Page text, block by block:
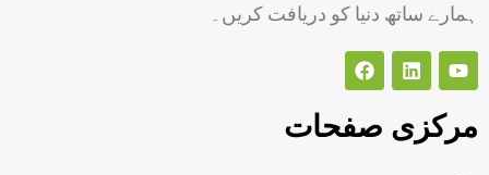
مرکزی صفحات
ہمارے ساتھ دنیا کو دریافت کریں۔